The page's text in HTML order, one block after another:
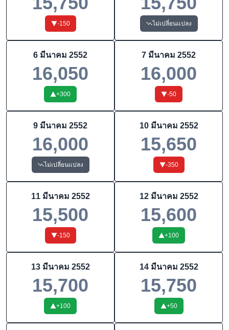
-150 ไม่เปลี่ยนแปลง
6 มีนาคม 2552
16,050
+300
7 มีนาคม 2552
16,000
-50
9 มีนาคม 2552
16,000
ไม่เปลี่ยนแปลง
10 มีนาคม 2552
15,650
-350
11 มีนาคม 2552
15,500
-150
12 มีนาคม 2552
15,600
+100
13 มีนาคม 2552
15,700
+100
14 มีนาคม 2552
15,750
+50